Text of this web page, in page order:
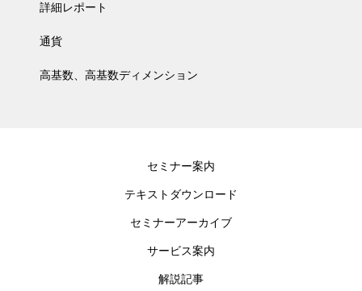
詳細レポート
通貨
高基数、高基数ディメンション
セミナー案内
テキストダウンロード
セミナーアーカイブ
サービス案内
解説記事